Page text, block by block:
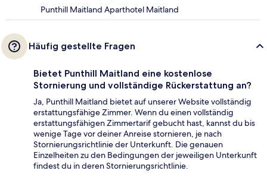
Punthill Maitland Aparthotel Maitland
Häufig gestellte Fragen
Bietet Punthill Maitland eine kostenlose
Stornierung und vollständige Rückerstattung an?
Ja, Punthill Maitland bietet auf unserer Website vollständig
erstattungsfähige Zimmer. Wenn du einen vollständig
erstattungsfähigen Zimmertarif gebucht hast, kannst du bis
wenige Tage vor deiner Anreise stornieren, je nach
Stornierungsrichtlinie der Unterkunft. Die genauen
Einzelheiten zu den Bedingungen der jeweiligen Unterkunft
findest du in deren Stornierungsrichtlinie.